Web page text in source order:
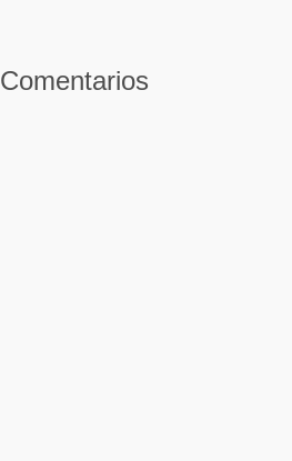
Comentarios